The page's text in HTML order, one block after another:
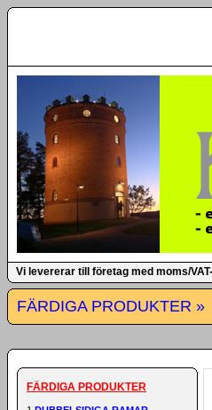
Vi levererar till företag med moms/
FÄRDIGA PRODUKTER »
FÄRDIGA PRODUKTER